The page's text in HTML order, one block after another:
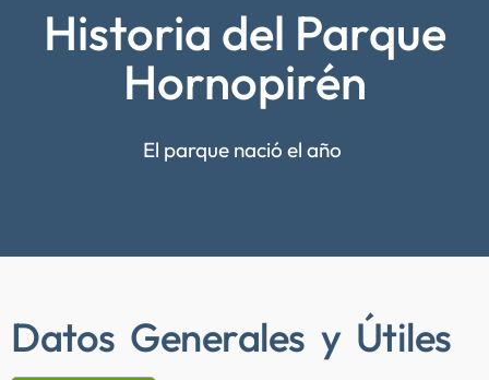
Historia del Parque
Hornopirén
El parque nació el año
Datos Generales y Útiles